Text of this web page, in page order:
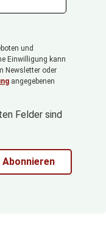
und
Einwilligung kann
Newsletter oder
angegebenen
Felder sind
Abonnieren